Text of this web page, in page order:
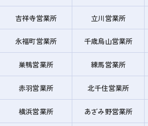
吉祥寺営業所 立川営業所
永福町営業所 千歳烏山営業所
巣鴨営業所 練馬営業所
赤羽営業所 北千住営業所
横浜営業所 あざみ野営業所